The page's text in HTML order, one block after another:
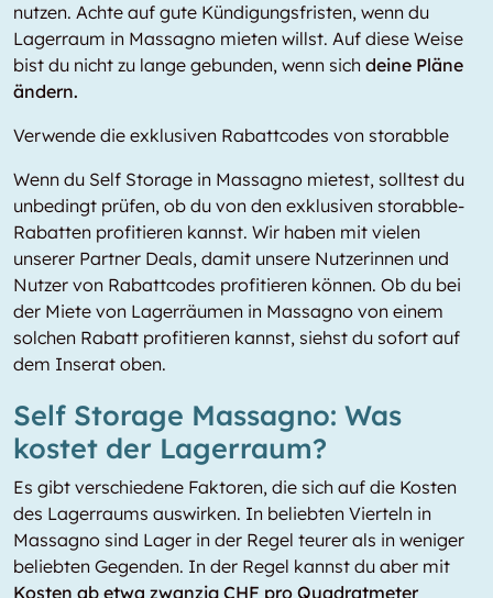
nutzen. Achte auf gute Kündigungsfristen, wenn du
Lagerraum in Massagno mieten willst. Auf diese Weise
bist du nicht zu lange gebunden, wenn sich deine Pläne
ändern.
Verwende die exklusiven Rabattcodes von storabble
Wenn du Self Storage in Massagno mietest, solltest du
unbedingt prüfen, ob du von den exklusiven storabble-
Rabatten profitieren kannst. Wir haben mit vielen
unserer Partner Deals, damit unsere Nutzerinnen und
Nutzer von Rabattcodes profitieren können. Ob du bei
der Miete von Lagerräumen in Massagno von einem
solchen Rabatt profitieren kannst, siehst du sofort auf
dem Inserat oben.
Self Storage Massagno: Was
kostet der Lagerraum?
Es gibt verschiedene Faktoren, die sich auf die Kosten
des Lagerraums auswirken. In beliebten Vierteln in
Massagno sind Lager in der Regel teurer als in weniger
beliebten Gegenden. In der Regel kannst du aber mit
Kosten ab etwa zwanzig CHF pro Quadratmeter